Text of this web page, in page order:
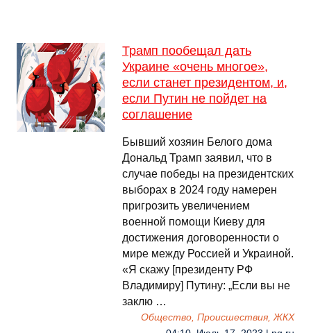
Трамп пообещал дать
Украине «очень многое»,
если станет президентом, и,
если Путин не пойдет на
соглашение
Бывший хозяин Белого дома
Дональд Трамп заявил, что в
случае победы на президентских
выборах в 2024 году намерен
пригрозить увеличением
военной помощи Киеву для
достижения договоренности о
мире между Россией и Украиной.
«Я скажу [президенту РФ
Владимиру] Путину: „Если вы не
заклю …
Общество, Происшествия, ЖКХ